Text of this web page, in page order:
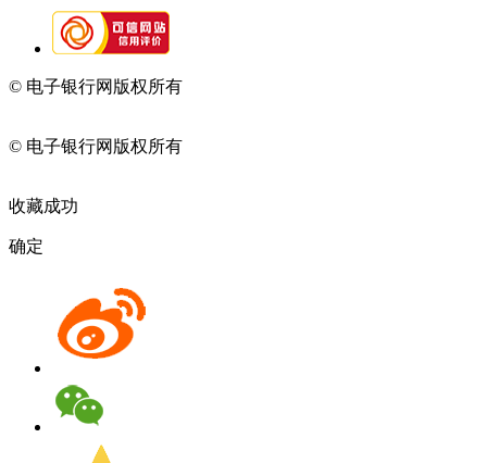
© 电子银行网版权所有
© 电子银行网版权所有
收藏成功
确定